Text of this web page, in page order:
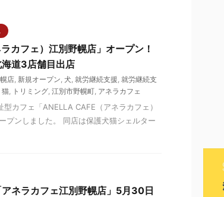
カフェ）江別野幌店」オープン！
道3店舗目出店
店, 新規オープン, 犬, 就労継続支援, 就労継続支
猫, トリミング, 江別市野幌町, アネラカフェ
カフェ「ANELLA CAFE（アネラカフェ）
ンしました。 同店は保護犬猫シェルター
アネラカフェ江別野幌店」5月30日